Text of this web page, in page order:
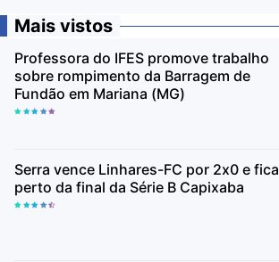
Mais vistos
Professora do IFES promove trabalho
sobre rompimento da Barragem de
Fundão em Mariana (MG)
Serra vence Linhares-FC por 2x0 e fica
perto da final da Série B Capixaba